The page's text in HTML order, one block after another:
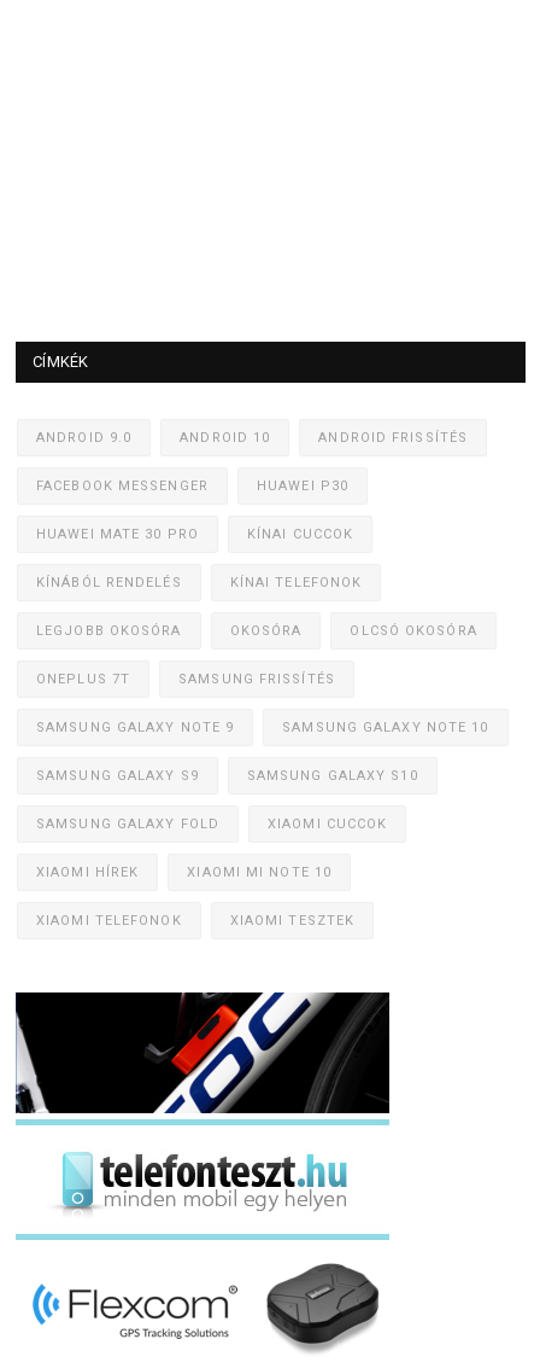
CÍMKÉK
ANDROID 9.0 ANDROID 10 ANDROID FRISSÍTÉS
FACEBOOK MESSENGER HUAWEI P30
HUAWEI MATE 30 PRO KÍNAI CUCCOK
KÍNÁBÓL RENDELÉS KÍNAI TELEFONOK
LEGJOBB OKOSÓRA OKOSÓRA OLCSÓ OKOSÓRA
ONEPLUS 7T SAMSUNG FRISSÍTÉS
SAMSUNG GALAXY NOTE 9 SAMSUNG GALAXY NOTE 10
SAMSUNG GALAXY S9 SAMSUNG GALAXY S10
SAMSUNG GALAXY FOLD XIAOMI CUCCOK
XIAOMI HÍREK XIAOMI MI NOTE 10
XIAOMI TELEFONOK XIAOMI TESZTEK